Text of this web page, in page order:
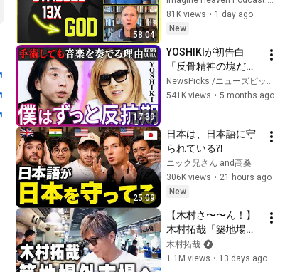
58:04
Then God Showed
Up | Near Death
81K views • 1 day ago
New
17:39
YOSHIKIが初告白
「反骨精神の塊だっ
た」X JAPAN結成の
裏側、各メンバーへ
一】
NewsPicks /ニューズピックス
541K views • 5 months ago
25:09
日本は、日本語に守
られている⁈
ニック兄さん and高桑
306K views • 21 hours ago
New
【木村さ〜〜ん！】
木村拓哉「築地場外
市場」を歩く（前
編）
木村拓哉
1.1M views • 13 days ago